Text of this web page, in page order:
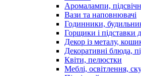
Аромалампи,
Вази та наповнювачі
Годинники,
Горщики і підставки
Декор із металу,
Декоративні блюда,
Квіти, пелюстки
Меблі, освітлення,